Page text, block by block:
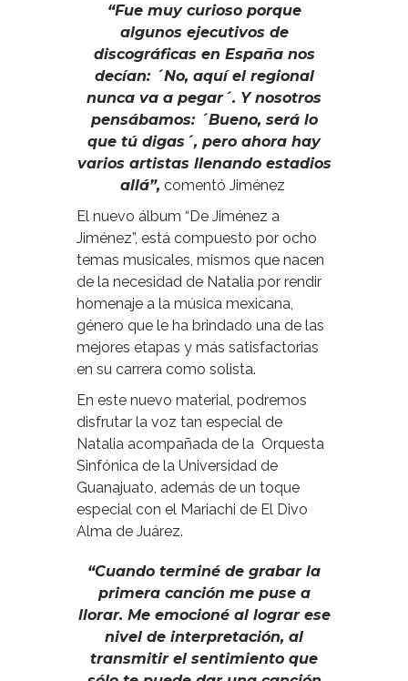
“Fue muy curioso porque
algunos ejecutivos de
discográficas en España nos
decían: ´No, aquí el regional
nunca va a pegar´. Y nosotros
pensábamos: ´Bueno, será lo
que tú digas´, pero ahora hay
varios artistas llenando estadios
allá”, comentó Jiménez
El nuevo álbum “De Jiménez a
Jiménez”, está compuesto por ocho
temas musicales, mismos que nacen
de la necesidad de Natalia por rendir
homenaje a la música mexicana,
género que le ha brindado una de las
mejores etapas y más satisfactorias
en su carrera como solista.
En este nuevo material, podremos
disfrutar la voz tan especial de
Natalia acompañada de la Orquesta
Sinfónica de la Universidad de
Guanajuato, además de un toque
especial con el Mariachi de El Divo
Alma de Juárez.
“Cuando terminé de grabar la
primera canción me puse a
llorar. Me emocioné al lograr ese
nivel de interpretación, al
transmitir el sentimiento que